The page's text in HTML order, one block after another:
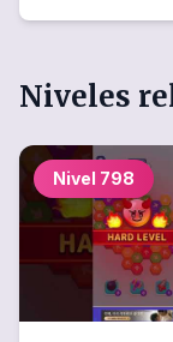
Niveles
Nivel 798